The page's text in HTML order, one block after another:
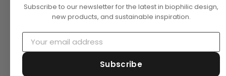
Subscribe to our newsletter for the latest in biophilic design,
new products, and sustainable inspiration.
Subscribe